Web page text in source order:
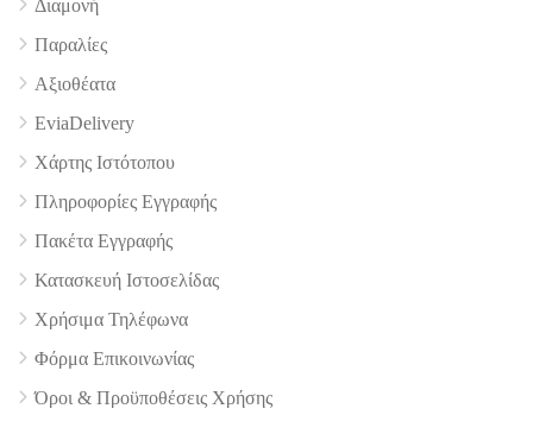
Διαμονή
Παραλίες
Αξιοθέατα
EviaDelivery
Χάρτης Ιστότοπου
Πληροφορίες Εγγραφής
Πακέτα Εγγραφής
Κατασκευή Ιστοσελίδας
Χρήσιμα Τηλέφωνα
Φόρμα Επικοινωνίας
Όροι & Προϋποθέσεις Xρήσης